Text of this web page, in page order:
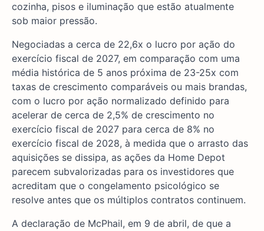
cozinha, pisos e iluminação que estão atualmente
sob maior pressão.
Negociadas a cerca de 22,6x o lucro por ação do
exercício fiscal de 2027, em comparação com uma
média histórica de 5 anos próxima de 23-25x com
taxas de crescimento comparáveis ou mais brandas,
com o lucro por ação normalizado definido para
acelerar de cerca de 2,5% de crescimento no
exercício fiscal de 2027 para cerca de 8% no
exercício fiscal de 2028, à medida que o arrasto das
aquisições se dissipa, as ações da Home Depot
parecem subvalorizadas para os investidores que
acreditam que o congelamento psicológico se
resolve antes que os múltiplos contratos continuem.
A declaração de McPhail, em 9 de abril, de que a